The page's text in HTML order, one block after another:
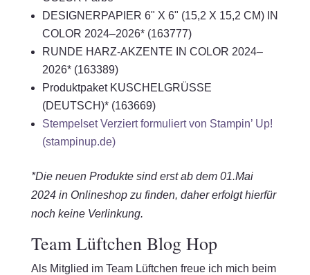
DESIGNERPAPIER 6" X 6" (15,2 X 15,2 CM) IN
COLOR 2024–2026* (163777)
RUNDE HARZ-AKZENTE IN COLOR 2024–
2026* (163389)
Produktpaket KUSCHELGRÜSSE
(DEUTSCH)* (163669)
Stempelset Verziert formuliert von Stampin’ Up!
(stampinup.de)
*Die neuen Produkte sind erst ab dem 01.Mai
2024 in Onlineshop zu finden, daher erfolgt hierfür
noch keine Verlinkung.
Team Lüftchen Blog Hop
Als Mitglied im Team Lüftchen freue ich mich beim